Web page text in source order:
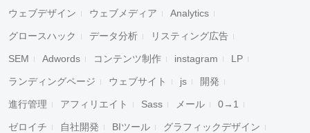
キャンセル 検索
ウェブデザイン ウェブメディア Analytics
グロースハック データ分析 リスティング広告
SEM Adwords コンテンツ制作 instagram LP
ランディングページ ウェブサイト js 開発
進行管理 アフィリエイト Sass メール 0→1
ゼロイチ 自社開発 BIツール グラフィックデザイン